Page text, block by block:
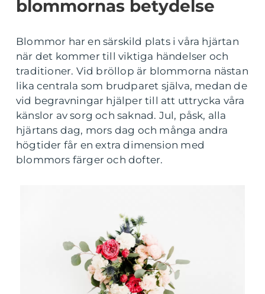
blommornas betydelse
Blommor har en särskild plats i våra hjärtan
när det kommer till viktiga händelser och
traditioner. Vid bröllop är blommorna nästan
lika centrala som brudparet själva, medan de
vid begravningar hjälper till att uttrycka våra
känslor av sorg och saknad. Jul, påsk, alla
hjärtans dag, mors dag och många andra
högtider får en extra dimension med
blommors färger och dofter.